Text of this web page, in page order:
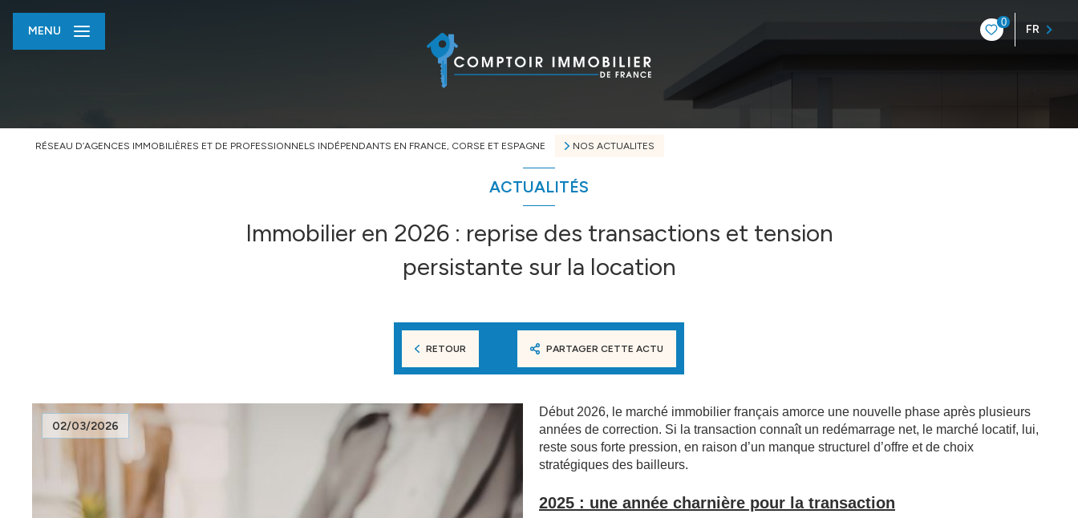
0
FR
MENU
RÉSEAU D’AGENCES IMMOBILIÈRES ET DE PROFESSIONNELS INDÉPENDANTS EN FRANCE, CORSE ET ESPAGNE NOS ACTUALITES
ACTUALITÉS
Immobilier en 2026 : reprise des transactions et tension
persistante sur la location
RETOUR PARTAGER CETTE ACTU
02/03/2026
Début 2026, le marché immobilier français amorce une nouvelle phase après plusieurs
années de correction. Si la transaction connaît un redémarrage net, le marché locatif, lui,
reste sous forte pression, en raison d’un manque structurel d’offre et de choix
stratégiques des bailleurs.
2025 : une année charnière pour la transaction